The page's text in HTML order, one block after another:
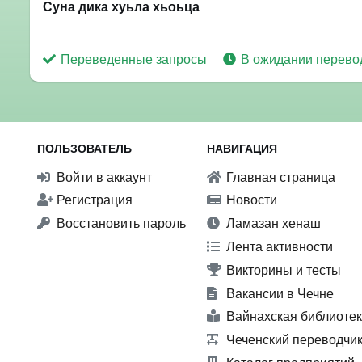
Суна дика хуьла хьоьца
Переведенные запросы В ожидании
ПОЛЬЗОВАТЕЛЬ
Войти в аккаунт
Регистрация
Восстановить пароль
НАВИГАЦИЯ
Главная страница
Новости
Ламазан хенаш
Лента активности
Викторины и тесты
Вакансии в Чечне
Вайнахская
Чеченский переводчик